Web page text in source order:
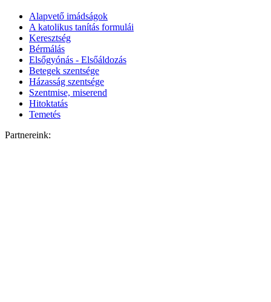
Alapvető imádságok
A katolikus tanítás formulái
Keresztség
Bérmálás
Elsőgyónás - Elsőáldozás
Betegek szentsége
Házasság szentsége
Szentmise, miserend
Hitoktatás
Temetés
Partnereink: